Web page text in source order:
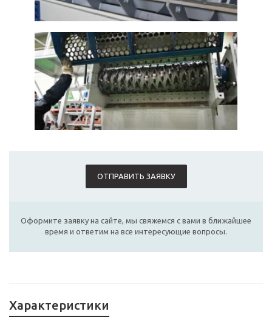
ОТПРАВИТЬ ЗАЯВКУ
Оформите заявку на сайте, мы свяжемся с вами в ближайшее
время и ответим на все интересующие вопросы.
Характеристики